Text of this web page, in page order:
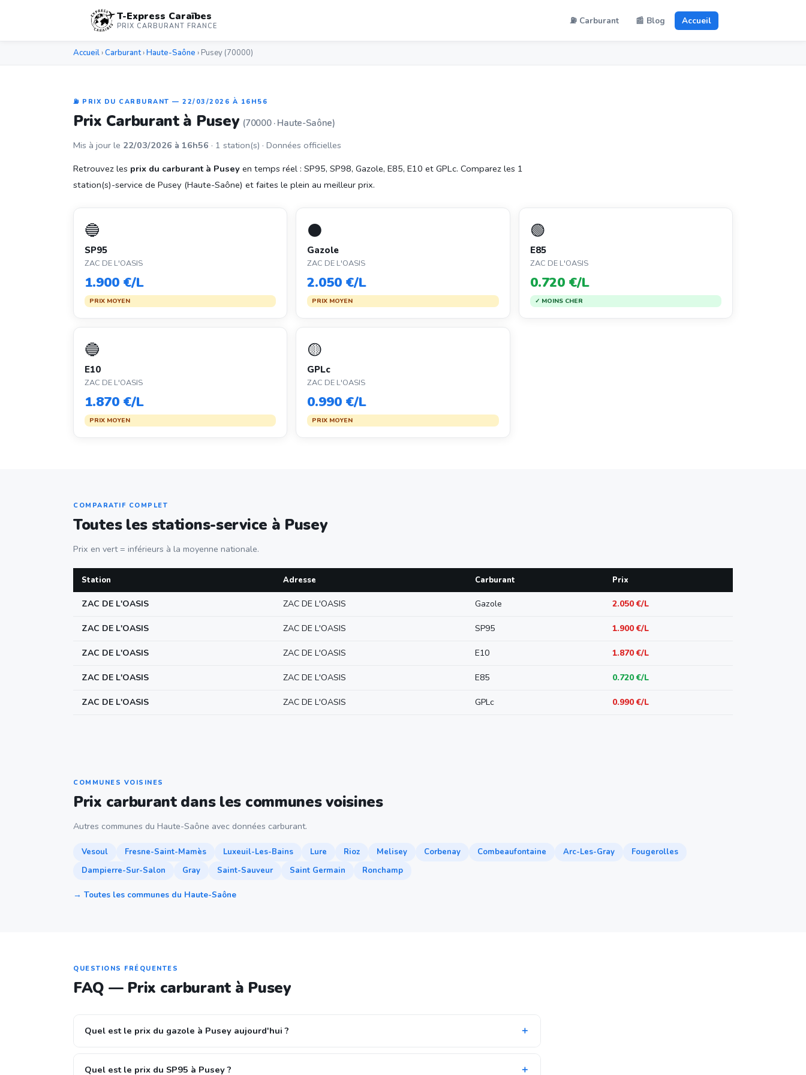
T-Express Caraïbes
PRIX CARBURANT FRANCE ⛽ Carburant 📰 Blog Accueil
Accueil ›Carburant›Haute-Saône › Pusey (70000)
⛽ PRIX DU CARBURANT — 22/03/2026 À 16H56
Prix Carburant à Pusey (70000 · Haute-Saône)
Mis à jour le 22/03/2026 à 16h56 · 1 station(s) · Données officielles
Retrouvez les prix du carburant à Pusey en temps réel : SP95, SP98, Gazole, E85, E10 et GPLc. Comparez les 1
station(s)-service de Pusey (Haute-Saône) et faites le plein au meilleur prix.
🔵
SP95
ZAC DE L'OASIS
1.900 €/L
PRIX MOYEN
⚫
Gazole
ZAC DE L'OASIS
2.050 €/L
PRIX MOYEN
🟢
E85
ZAC DE L'OASIS
0.720 €/L
✓ MOINS CHER
🔵
E10
ZAC DE L'OASIS
1.870 €/L
PRIX MOYEN
🟡
GPLc
ZAC DE L'OASIS
0.990 €/L
PRIX MOYEN
COMPARATIF COMPLET
Toutes les stations-service à Pusey
Prix en vert = inférieurs à la moyenne nationale.
Station Adresse Carburant Prix
ZAC DE L'OASIS ZAC DE L'OASIS Gazole 2.050 €/L
ZAC DE L'OASIS ZAC DE L'OASIS SP95 1.900 €/L
ZAC DE L'OASIS ZAC DE L'OASIS E10 1.870 €/L
ZAC DE L'OASIS ZAC DE L'OASIS E85 0.720 €/L
ZAC DE L'OASIS ZAC DE L'OASIS GPLc 0.990 €/L
COMMUNES VOISINES
Prix carburant dans les communes voisines
Autres communes du Haute-Saône avec données carburant.
Vesoul Fresne-Saint-Mamès Luxeuil-Les-Bains Lure Rioz Melisey Corbenay Combeaufontaine Arc-Les-Gray
Fougerolles
Dampierre-Sur-Salon
Gray Saint-Sauveur Saint Germain Ronchamp
→ Toutes les communes du Haute-Saône
QUESTIONS FRÉQUENTES
FAQ — Prix carburant à Pusey
Quel est le prix du gazole à Pusey aujourd'hui ?
Quel est le prix du SP95 à Pusey ?